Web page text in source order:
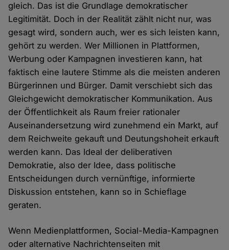
gleich. Das ist die Grundlage demokratischer
Legitimität. Doch in der Realität zählt nicht nur, was
gesagt wird, sondern auch, wer es sich leisten kann,
gehört zu werden. Wer Millionen in Plattformen,
Werbung oder Kampagnen investieren kann, hat
faktisch eine lautere Stimme als die meisten anderen
Bürgerinnen und Bürger. Damit verschiebt sich das
Gleichgewicht demokratischer Kommunikation. Aus
der Öffentlichkeit als Raum freier rationaler
Auseinandersetzung wird zunehmend ein Markt, auf
dem Reichweite gekauft und Deutungshoheit erkauft
werden kann. Das Ideal der deliberativen
Demokratie, also der Idee, dass politische
Entscheidungen durch vernünftige, informierte
Diskussion entstehen, kann so in Schieflage
geraten.
Wenn Medienplattformen, Social-Media-Kampagnen
oder alternative Nachrichtenseiten mit